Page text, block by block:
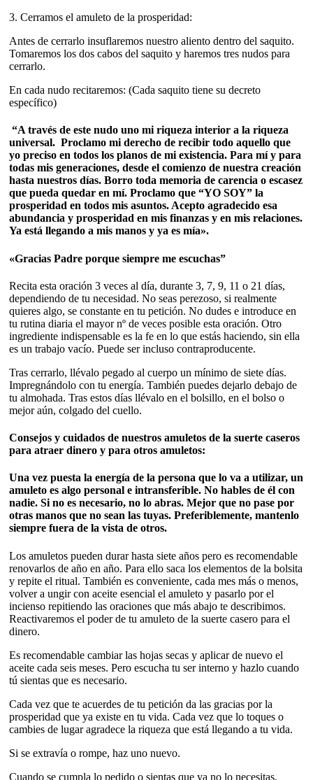
3. Cerramos el amuleto de la prosperidad:
Antes de cerrarlo insuflaremos nuestro aliento dentro del saquito.
Tomaremos los dos cabos del saquito y haremos tres nudos para
cerrarlo.
En cada nudo recitaremos: (Cada saquito tiene su decreto
específico)
“A través de este nudo uno mi riqueza interior a la riqueza
universal. Proclamo mi derecho de recibir todo aquello que
yo preciso en todos los planos de mi existencia. Para mí y para
todas mis generaciones, desde el comienzo de nuestra creación
hasta nuestros días. Borro toda memoria de carencia o escasez
que pueda quedar en mí. Proclamo que “YO SOY” la
prosperidad en todos mis asuntos. Acepto agradecido esa
abundancia y prosperidad en mis finanzas y en mis relaciones.
Ya está llegando a mis manos y ya es mía».
«Gracias Padre porque siempre me escuchas”
Recita esta oración 3 veces al día, durante 3, 7, 9, 11 o 21 días,
dependiendo de tu necesidad. No seas perezoso, si realmente
quieres algo, se constante en tu petición. No dudes e introduce en
tu rutina diaria el mayor nº de veces posible esta oración. Otro
ingrediente indispensable es la fe en lo que estás haciendo, sin ella
es un trabajo vacío. Puede ser incluso contraproducente.
Tras cerrarlo, llévalo pegado al cuerpo un mínimo de siete días.
Impregnándolo con tu energía. También puedes dejarlo debajo de
tu almohada. Tras estos días llévalo en el bolsillo, en el bolso o
mejor aún, colgado del cuello.
Consejos y cuidados de nuestros amuletos de la suerte caseros
para atraer dinero y para otros amuletos:
Una vez puesta la energía de la persona que lo va a utilizar, un
amuleto es algo personal e intransferible. No hables de él con
nadie. Si no es necesario, no lo abras. Mejor que no pase por
otras manos que no sean las tuyas. Preferiblemente, mantenlo
siempre fuera de la vista de otros.
Los amuletos pueden durar hasta siete años pero es recomendable
renovarlos de año en año. Para ello saca los elementos de la bolsita
y repite el ritual. También es conveniente, cada mes más o menos,
volver a ungir con aceite esencial el amuleto y pasarlo por el
incienso repitiendo las oraciones que más abajo te describimos.
Reactivaremos el poder de tu amuleto de la suerte casero para el
dinero.
Es recomendable cambiar las hojas secas y aplicar de nuevo el
aceite cada seis meses. Pero escucha tu ser interno y hazlo cuando
tú sientas que es necesario.
Cada vez que te acuerdes de tu petición da las gracias por la
prosperidad que ya existe en tu vida. Cada vez que lo toques o
cambies de lugar agradece la riqueza que está llegando a tu vida.
Si se extravía o rompe, haz uno nuevo.
Cuando se cumpla lo pedido o sientas que ya no lo necesitas,